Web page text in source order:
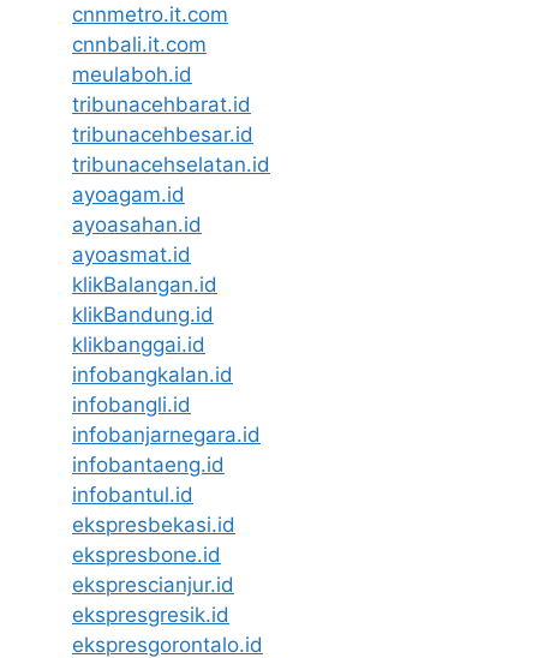
cnnmetro.it.com
cnnbali.it.com
meulaboh.id
tribunacehbarat.id
tribunacehbesar.id
tribunacehselatan.id
ayoagam.id
ayoasahan.id
ayoasmat.id
klikBalangan.id
klikBandung.id
klikbanggai.id
infobangkalan.id
infobangli.id
infobanjarnegara.id
infobantaeng.id
infobantul.id
ekspresbekasi.id
ekspresbone.id
eksprescianjur.id
ekspresgresik.id
ekspresgorontalo.id